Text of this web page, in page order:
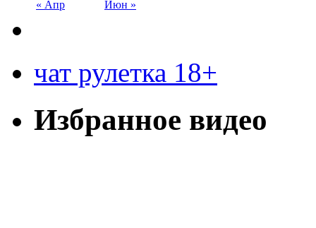
« Апр Июн »
чат рулетка 18+
Избранное видео